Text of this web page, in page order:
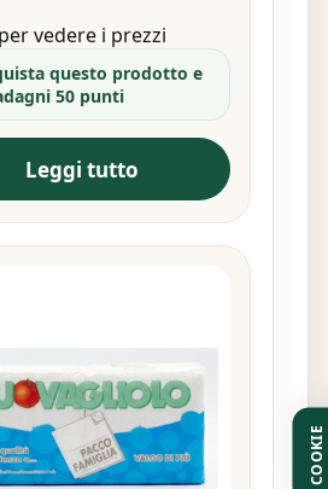
vedere i prezzi
questo prodotto e
50 punti
Leggi tutto
COOKIE